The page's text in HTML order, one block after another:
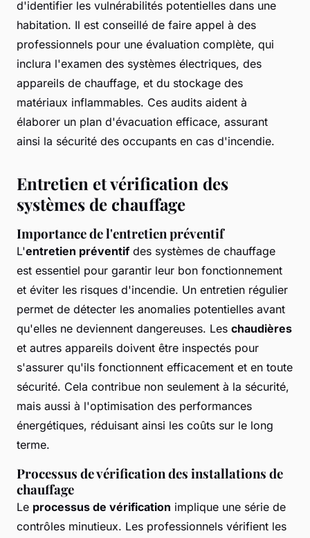
d'identifier les vulnérabilités potentielles dans une
habitation. Il est conseillé de faire appel à des
professionnels pour une évaluation complète, qui
inclura l'examen des systèmes électriques, des
appareils de chauffage, et du stockage des
matériaux inflammables. Ces audits aident à
élaborer un plan d'évacuation efficace, assurant
ainsi la sécurité des occupants en cas d'incendie.
Entretien et vérification des
systèmes de chauffage
Importance de l'entretien préventif
L'entretien préventifdes systèmes de chauffage
est essentiel pour garantir leur bon fonctionnement
et éviter les risques d'incendie. Un entretien régulier
permet de détecter les anomalies potentielles avant
qu'elles ne deviennent dangereuses. Les chaudières
et autres appareils doivent être inspectés pour
s'assurer qu'ils fonctionnent efficacement et en toute
sécurité. Cela contribue non seulement à la sécurité,
mais aussi à l'optimisation des performances
énergétiques, réduisant ainsi les coûts sur le long
terme.
Processus de vérification des installations de
chauffage
Le processus de vérification implique une série de
contrôles minutieux. Les professionnels vérifient les